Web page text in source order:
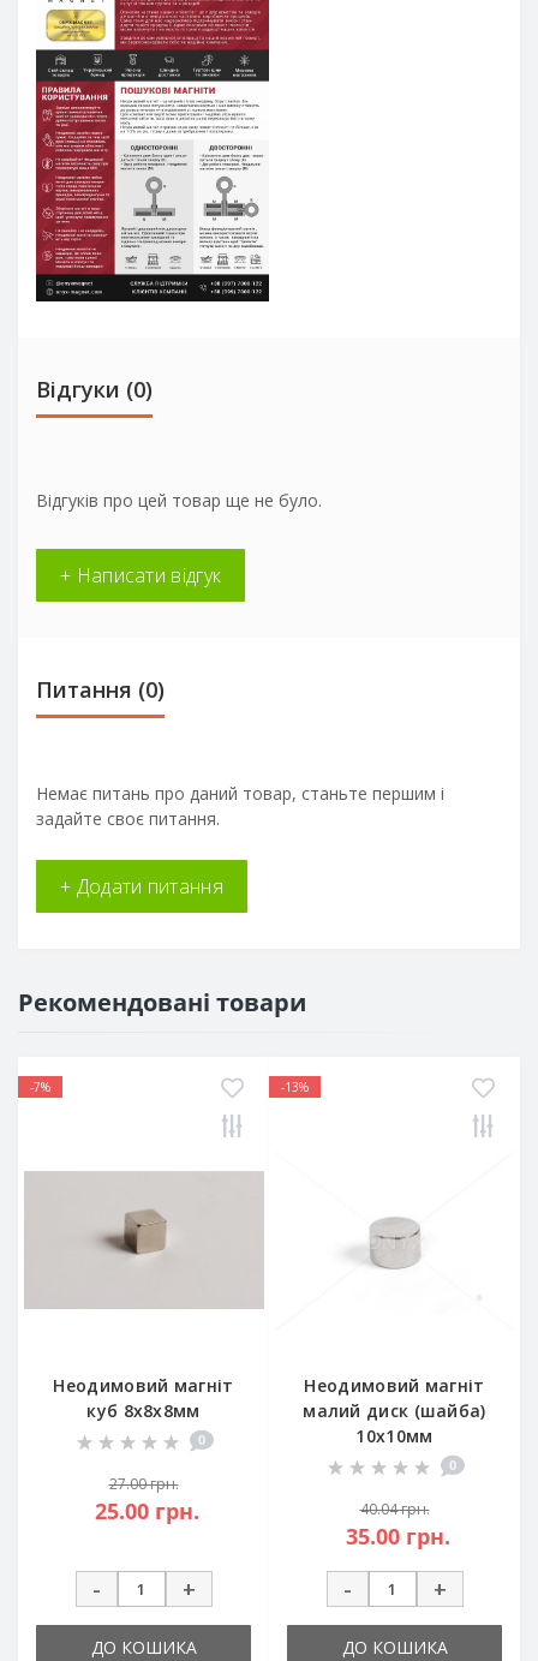
Відгуки (0)
Відгуків про цей товар ще не було.
+ Написати відгук
Питання (0)
Немає питань про даний товар, станьте першим і
задайте своє питання.
+ Додати питання
Рекомендовані товари
-7%
Неодимовий магніт
куб 8х8х8мм
0
27.00 грн.
25.00 грн.
- +
ДО КОШИКА
-13%
Неодимовий магніт
малий диск (шайба)
10х10мм
0
40.04 грн.
35.00 грн.
-
+
ДО КОШИКА